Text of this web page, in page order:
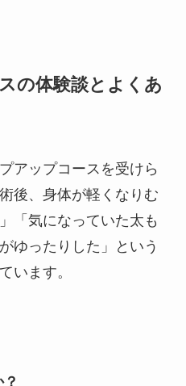
の体験談とよくあ
アップコースを受けら
後、身体が軽くなりむ
「気になっていた太も
ゆったりした」という
います。